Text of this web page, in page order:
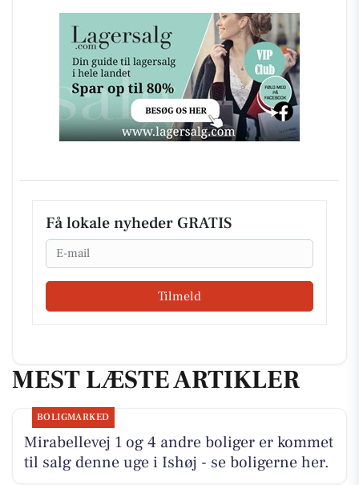
Få lokale nyheder GRATIS
Email
Tilmeld
MEST LÆSTE ARTIKLER
BOLIGMARKED
Mirabellevej 1 og 4 andre boliger er kommet
til salg denne uge i Ishøj - se boligerne her.